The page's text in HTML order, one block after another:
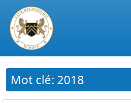
Passer au contenu principal
Mot clé: 2018